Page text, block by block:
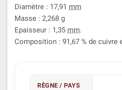
Diamètre : 17,91 mm
Masse : 2,268 g
Epaisseur : 1,35 mm.
Composition : 91,67 % de cuivre
RÈGNE / PAYS